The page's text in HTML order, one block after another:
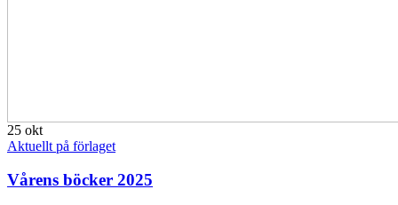
25 okt
Aktuellt på förlaget
Vårens böcker 2025